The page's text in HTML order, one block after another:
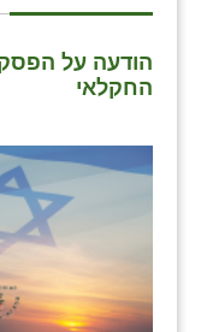
הודעה על
החקלאי